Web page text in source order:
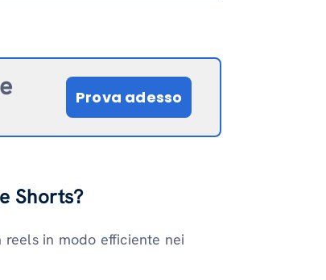
Prova adesso
Shorts?
in modo efficiente nei